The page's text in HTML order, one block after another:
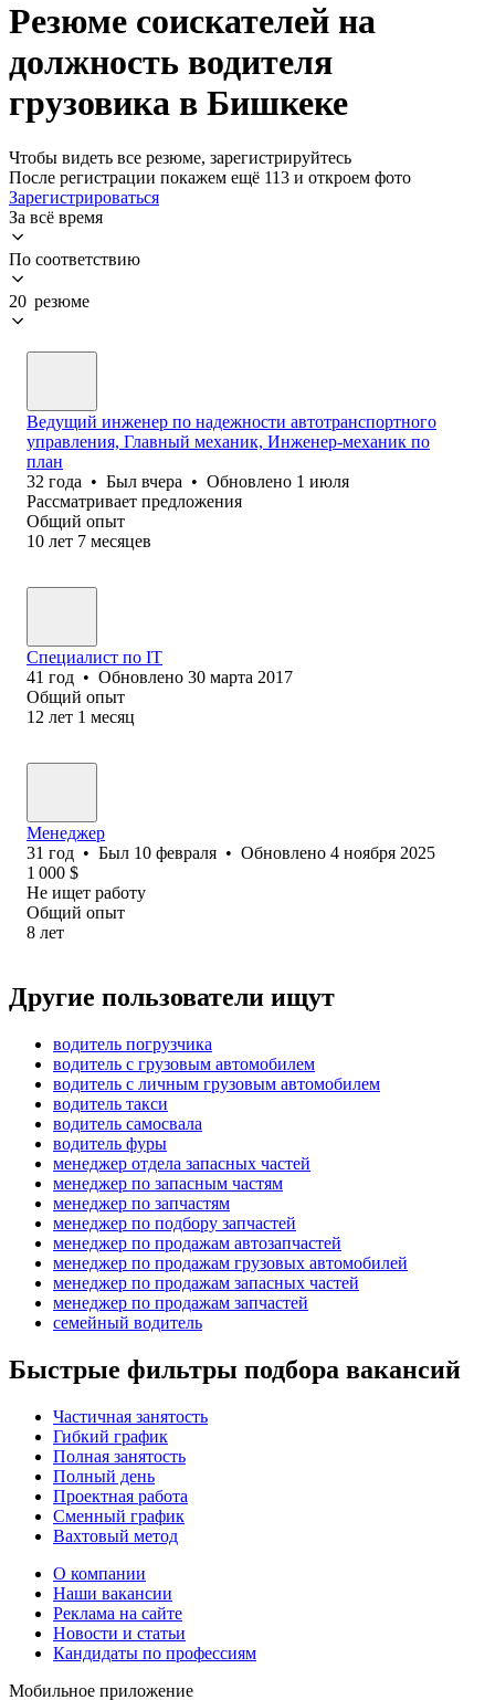
Резюме соискателей на
должность водителя
грузовика в Бишкеке
Чтобы видеть все резюме, зарегистрируйтесь
После регистрации покажем ещё 113 и откроем фото
Зарегистрироваться
За всё время
По соответствию
20 резюме
Ведущий инженер по надежности автотранспортного
управления, Главный механик, Инженер-механик по
план
32 года • Был вчера • Обновлено 1 июля
Рассматривает предложения
Общий опыт
10 лет 7 месяцев
Специалист по IT
41 год • Обновлено 30 марта 2017
Общий опыт
12 лет 1 месяц
Менеджер
31 год • Был 10 февраля • Обновлено 4 ноября 2025
1 000 $
Не ищет работу
Общий опыт
8 лет
Другие пользователи ищут
водитель погрузчика
водитель с грузовым автомобилем
водитель с личным грузовым автомобилем
водитель такси
водитель самосвала
водитель фуры
менеджер отдела запасных частей
менеджер по запасным частям
менеджер по запчастям
менеджер по подбору запчастей
менеджер по продажам автозапчастей
менеджер по продажам грузовых автомобилей
менеджер по продажам запасных частей
менеджер по продажам запчастей
семейный водитель
Быстрые фильтры подбора вакансий
Частичная занятость
Гибкий график
Полная занятость
Полный день
Проектная работа
Сменный график
Вахтовый метод
О компании
Наши вакансии
Реклама на сайте
Новости и статьи
Кандидаты по профессиям
Мобильное приложение